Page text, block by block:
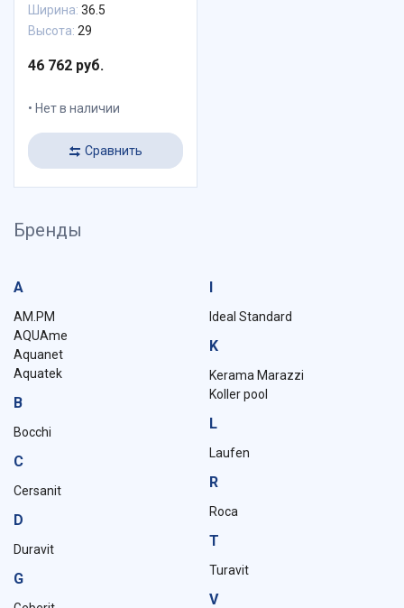
Ширина: 36.5
Высота: 29
46 762 руб.
Нет в наличии
Сравнить
Бренды
A
AM.PM
AQUAme
Aquanet
Aquatek
B
Bocchi
C
Cersanit
D
Duravit
G
Ideal Standard
K
Kerama Marazzi
Koller pool
L
Laufen
R
Roca
T
Turavit
V